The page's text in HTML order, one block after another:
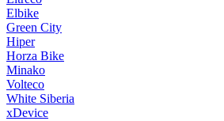
Elbike
Green City
Hiper
Horza Bike
Minako
Volteco
White Siberia
xDevice